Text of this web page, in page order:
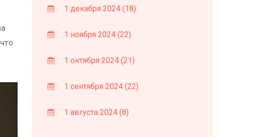
1 декабря 2024 (18)
1 ноября 2024 (22)
1 октября 2024 (21)
1 сентября 2024 (22)
1 августа 2024 (8)